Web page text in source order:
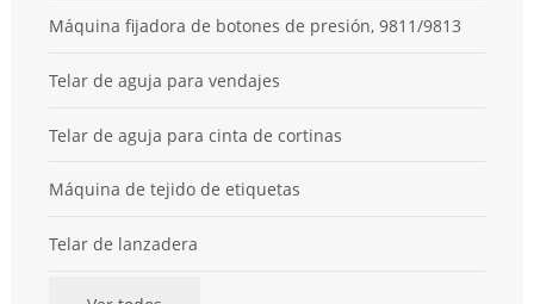
Máquina fijadora de botones de presión, 9811/9813
Telar de aguja para vendajes
Telar de aguja para cinta de cortinas
Máquina de tejido de etiquetas
Telar de lanzadera